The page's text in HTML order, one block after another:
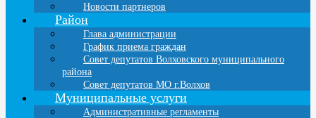
Новости партнеров
Район
Глава администрации
График приема граждан
Совет депутатов Волховского муниципального
района
Совет депутатов МО г.Волхов
Муниципальные услуги
Административные регламенты